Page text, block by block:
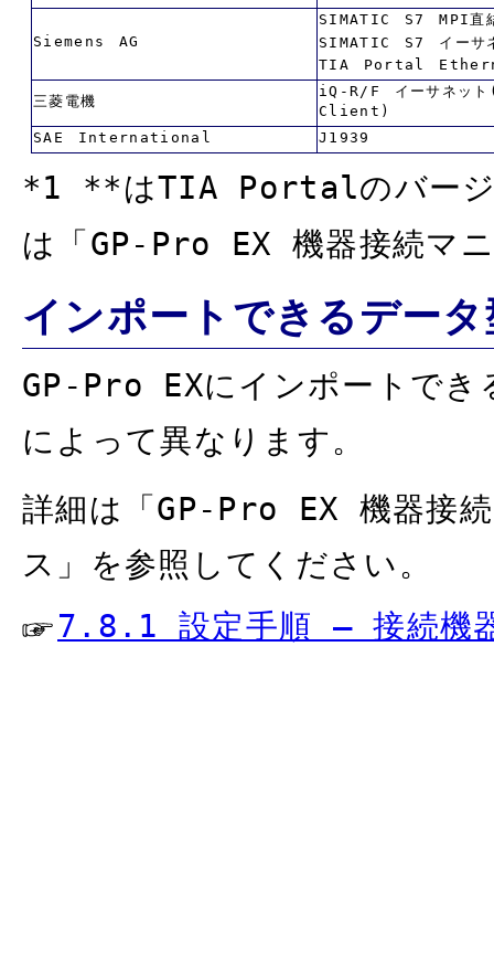
Siemens AG
SIMATIC S7 MPI直
SIMATIC S7 イーサ
TIA Portal
三菱電機
iQ-R/F イーサネット
Client)
SAE International
J1939
*1 **はTIA Portalのバージ
は「GP-Pro EX 機器接続マ
インポートできるデータ
GP-Pro EXにインポートでき
によって異なります。
詳細は「GP-Pro EX 機器接
ス」を参照してください。
7.8.1 設定手順 – 接続機